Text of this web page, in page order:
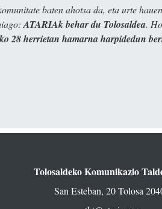
baten ahotsa da, eta urte
ATARIAk behar du Tolosaldea.
28 herrietan hamarna harpidedun
Tolosaldeko Komunikazio
San Esteban, 20 Tolosa